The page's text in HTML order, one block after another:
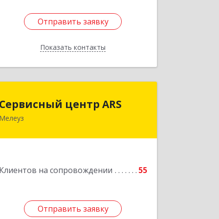
Отправить заявку
Показать контакты
Отправить заявку
Назад
Сервисный центр ARS
Мелеуз
Клиентов на сопровождении 55
Отправить заявку
Сервисный центр ARS
Отправить заявку